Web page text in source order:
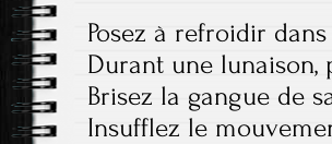
Posez à refroidir
Durant une lunaison,
Brisez la gangue de
Insufflez le